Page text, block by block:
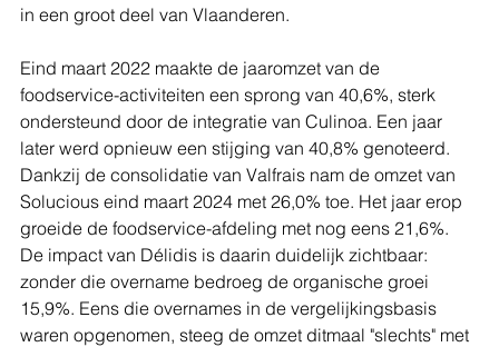
in een groot deel van Vlaanderen.
Eind maart 2022 maakte de jaaromzet van de
foodservice-activiteiten een sprong van 40,6%, sterk
ondersteund door de integratie van Culinoa. Een jaar
later werd opnieuw een stijging van 40,8% genoteerd.
Dankzij de consolidatie van Valfrais nam de omzet van
Solucious eind maart 2024 met 26,0% toe. Het jaar erop
groeide de foodservice-afdeling met nog eens 21,6%.
De impact van Délidis is daarin duidelijk zichtbaar:
zonder die overname bedroeg de organische groei
15,9%. Eens die overnames in de vergelijkingsbasis
waren opgenomen, steeg de omzet ditmaal "slechts" met